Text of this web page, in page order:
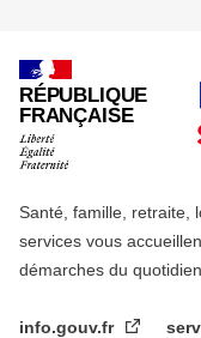
RÉPUBLIQUE
FRANÇAISE
Santé, famille, retraite,
services vous
démarches du
info.gouv.fr